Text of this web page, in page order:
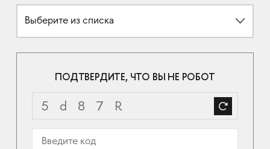
Выберите из списка
ПОДТВЕРДИТЕ, ЧТО ВЫ НЕ РОБОТ